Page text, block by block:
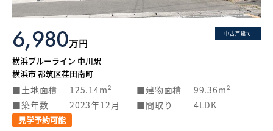
中古戸建て
6,980万円
横浜ブルーライン 中川駅
横浜市 都筑区荏田南町
土地面積 125.14m² 建物面積
99.36m²
築年数
2023年12月 間取り 4LDK
見学予約可能